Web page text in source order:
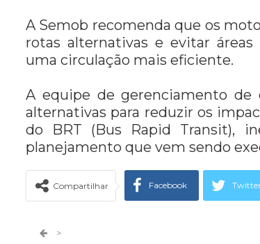
A Semob recomenda que os
rotas alternativas e evitar
uma circulação mais eficiente.
A equipe de gerenciamento de
alternativas para reduzir os
do BRT (Bus Rapid Transit),
planejamento que vem sendo
Compartilhar Facebook
>